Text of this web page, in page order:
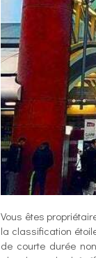
Vous êtes
la classification
de courte durée